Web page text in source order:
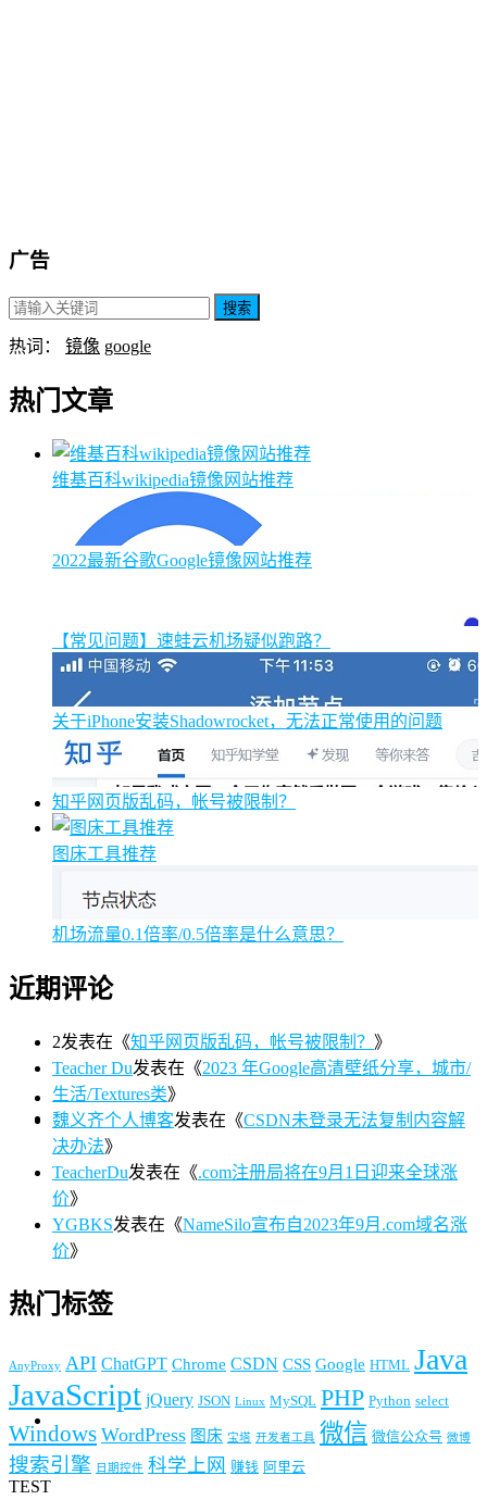
广告
搜索
热词： 镜像 google
热门文章
维基百科wikipedia镜像网站推荐
2022最新谷歌Google镜像网站推荐
【常见问题】速蛙云机场疑似跑路？
关于iPhone安装Shadowrocket，无法正常使用的问题
知乎网页版乱码，帐号被限制？
图床工具推荐
机场流量0.1倍率/0.5倍率是什么意思？
近期评论
2发表在《知乎网页版乱码，帐号被限制？ 》
Teacher Du发表在《2023 年Google高清壁纸分享，城市/
生活/Textures类》
魏义齐个人博客发表在《CSDN未登录无法复制内容解
决办法》
TeacherDu发表在《.com注册局将在9月1日迎来全球涨
价》
YGBKS发表在《NameSilo宣布自2023年9月.com域名涨
价》
热门标签
AnyProxy API ChatGPT Chrome CSDN CSS Google HTML Java
JavaScript jQuery JSON Linux MySQL PHP Python select
Windows WordPress 图床 宝塔 开发者工具 微信 微信公众号 微博
搜索引擎 日期控件 科学上网 赚钱 阿里云
TEST